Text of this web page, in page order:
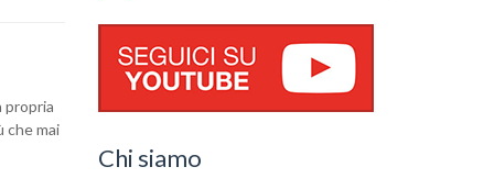
propria
che mai
Chi siamo